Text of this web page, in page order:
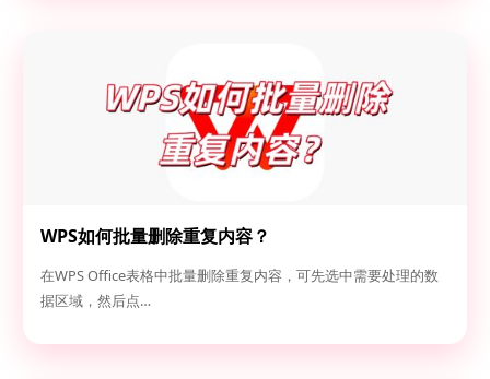
WPS如何批量删除重复内容？
在WPS Office表格中批量删除重复内容，可先选中需要处理的数
据区域，然后点…